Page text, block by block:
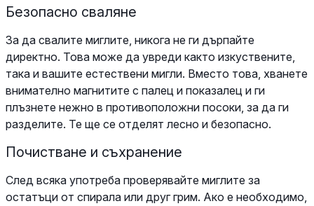
Безопасно сваляне
За да свалите миглите, никога не ги дърпайте
директно. Това може да увреди както изкуствените,
така и вашите естествени мигли. Вместо това, хванете
внимателно магнитите с палец и показалец и ги
плъзнете нежно в противоположни посоки, за да ги
разделите. Те ще се отделят лесно и безопасно.
Почистване и съхранение
След всяка употреба проверявайте миглите за
остатъци от спирала или друг грим. Ако е необходимо,